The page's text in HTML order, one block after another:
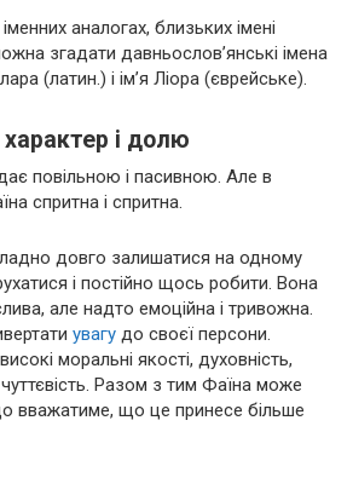
аналогах, близьких імені
згадати давньослов’янські імена
(латин.) і ім’я Ліора (єврейське).
характер і долю
повільною і пасивною. Але в
спритна і спритна.
довго залишатися на одному
і постійно щось робити. Вона
але надто емоційна і тривожна.
увагу до своєї персони.
моральні якості, духовність,
чуттєвість. Разом з тим Фаїна може
вважатиме, що це принесе більше